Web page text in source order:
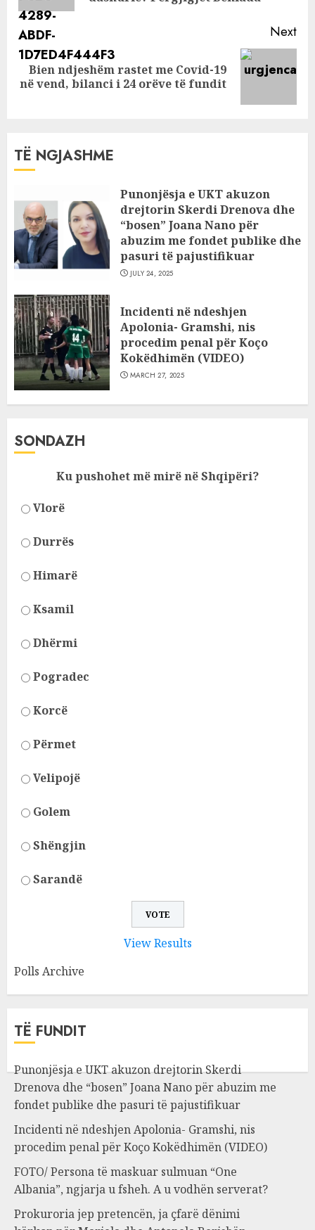
Next
Next
post:
Bien ndjeshëm rastet me Covid-19
në vend, bilanci i 24 orëve të fundit
TË NGJASHME
Punonjësja e UKT akuzon
drejtorin Skerdi Drenova dhe
“bosen” Joana Nano për
abuzim me fondet publike dhe
pasuri të pajustifikuar
JULY 24, 2025
Incidenti në ndeshjen
Apolonia- Gramshi, nis
procedim penal për Koço
Kokëdhimën (VIDEO)
MARCH 27, 2025
SONDAZH
Ku pushohet më mirë në Shqipëri?
Vlorë
Durrës
Himarë
Ksamil
Dhërmi
Pogradec
Korcë
Përmet
Velipojë
Golem
Shëngjin
Sarandë
View Results
Polls Archive
TË FUNDIT
Punonjësja e UKT akuzon drejtorin Skerdi
Drenova dhe “bosen” Joana Nano për abuzim me
fondet publike dhe pasuri të pajustifikuar
Incidenti në ndeshjen Apolonia- Gramshi, nis
procedim penal për Koço Kokëdhimën (VIDEO)
FOTO/ Persona të maskuar sulmuan “One
Albania”, ngjarja u fsheh. A u vodhën serverat?
Prokuroria jep pretencën, ja çfarë dënimi